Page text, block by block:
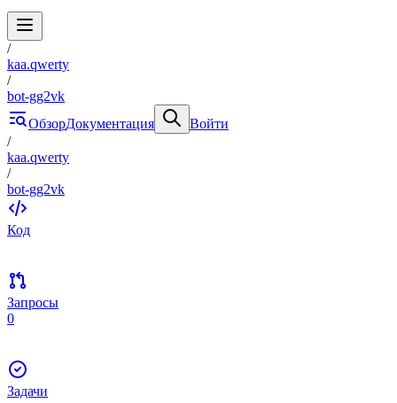
/
kaa.qwerty
/
bot-gg2vk
ОбзорДокументация
Войти
/
kaa.qwerty
/
bot-gg2vk
Код
Запросы
0
Задачи